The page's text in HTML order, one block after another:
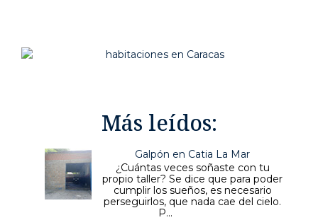
Más leídos:
Galpón en Catia La Mar
¿Cuántas veces soñaste con tu
propio taller? Se dice que para poder
cumplir los sueños, es necesario
perseguirlos, que nada cae del cielo.
P...